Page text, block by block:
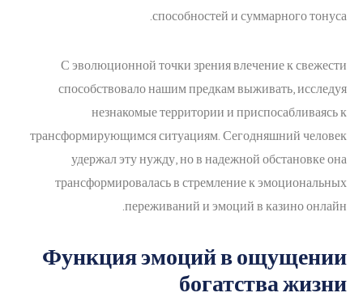
способностей и суммарного тонуса.
С эволюционной точки зрения влечение к свежести
способствовало нашим предкам выживать, исследуя
незнакомые территории и приспосабливаясь к
трансформирующимся ситуациям. Сегодняшний человек
удержал эту нужду, но в надежной обстановке она
трансформировалась в стремление к эмоциональных
переживаний и эмоций в казино онлайн.
Функция эмоций в ощущении
богатства жизни